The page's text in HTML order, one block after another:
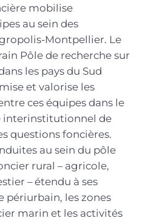
mobilise
au sein des
Montpellier. Le
Pôle de recherche sur
les pays du Sud
et valorise les
ces équipes dans le
interinstitutionnel de
questions foncières.
au sein du pôle
rural – agricole,
– étendu à ses
périurbain, les zones
marin et les activités